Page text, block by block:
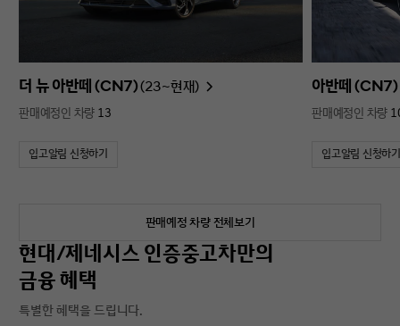
더 뉴 아반떼 (CN7)(23~현재)
판매예정인 차량 13
입고알림 신청하기
아반떼 (CN7)
판매예정인 차량
입고알림 신청하기
판매예정 차량 전체보기
현대/제네시스 인증중고차만의
금융 혜택
특별한 혜택을 드립니다.